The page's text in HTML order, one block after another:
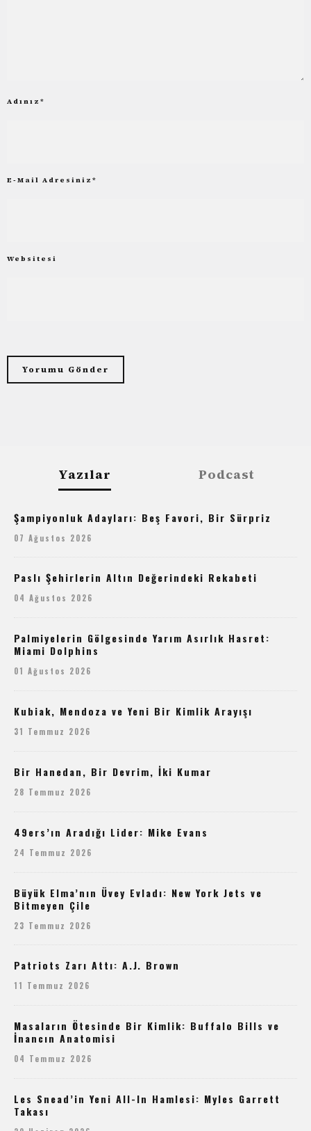
Adınız *
E-Mail Adresiniz *
Websitesi
Yazılar Podcast
Şampiyonluk Adayları: Beş Favori, Bir Sürpriz
07 Ağustos 2026
Paslı Şehirlerin Altın Değerindeki Rekabeti
04 Ağustos 2026
Palmiyelerin Gölgesinde Yarım Asırlık Hasret:
Miami Dolphins
01 Ağustos 2026
Kubiak, Mendoza ve Yeni Bir Kimlik Arayışı
31 Temmuz 2026
Bir Hanedan, Bir Devrim, İki Kumar
28 Temmuz 2026
49ers’ın Aradığı Lider: Mike Evans
24 Temmuz 2026
Büyük Elma’nın Üvey Evladı: New York Jets ve
Bitmeyen Çile
23 Temmuz 2026
Patriots Zarı Attı: A.J. Brown
11 Temmuz 2026
Masaların Ötesinde Bir Kimlik: Buffalo Bills ve
İnancın Anatomisi
04 Temmuz 2026
Les Snead’in Yeni All-In Hamlesi: Myles Garrett
Takası